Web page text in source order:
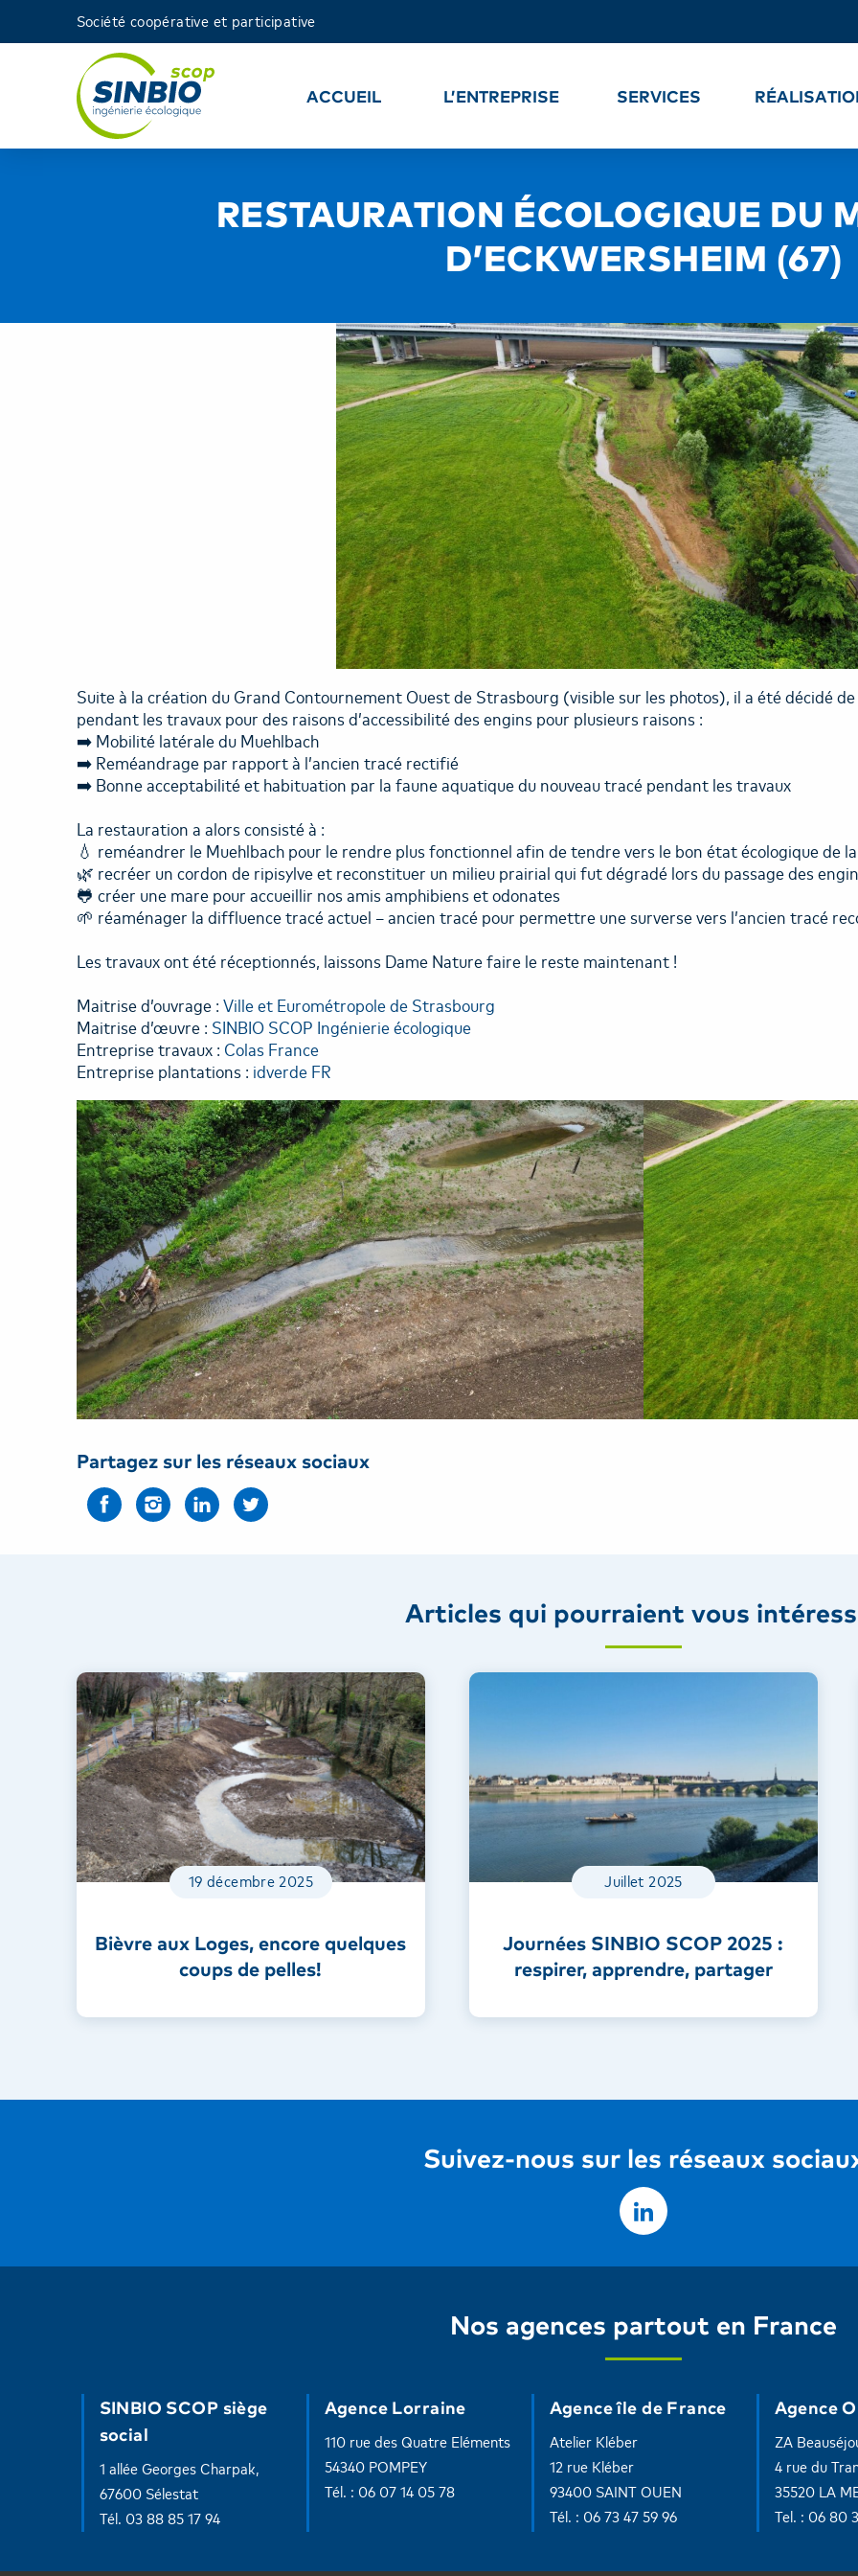
Société coopérative et participative
ACCUEIL L’ENTREPRISE SERVICES
RESTAURATION ÉCOLOGIQUE DU
D’ECKWERSHEIM (67)
Suite à la création du Grand Contournement Ouest de Strasbourg (visible sur les photos), il a été décidé de
pendant les travaux pour des raisons d’accessibilité des engins pour plusieurs raisons :
➡️ Mobilité latérale du Muehlbach
➡️ Reméandrage par rapport à l’ancien tracé rectifié
➡️ Bonne acceptabilité et habituation par la faune aquatique du nouveau tracé pendant les travaux
La restauration a alors consisté à :
💧 reméandrer le Muehlbach pour le rendre plus fonctionnel afin de tendre vers le bon état écologique de la
🌿 recréer un cordon de ripisylve et reconstituer un milieu prairial qui fut dégradé lors du passage des
🐸 créer une mare pour accueillir nos amis amphibiens et odonates
🌱 réaménager la diffluence tracé actuel – ancien tracé pour permettre une surverse vers l’ancien tracé
Les travaux ont été réceptionnés, laissons Dame Nature faire le reste maintenant !
Maitrise d’ouvrage :Ville et Eurométropole de Strasbourg
Maitrise d’œuvre : SINBIO SCOP Ingénierie écologique
Entreprise travaux : Colas France
Entreprise plantations : idverde FR
Partagez sur les réseaux sociaux
Articles qui pourraient vous
19 décembre 2025
Bièvre aux Loges, encore quelques
coups de pelles!
Juillet 2025
Journées SINBIO SCOP 2025 :
respirer, apprendre, partager
Suivez-nous sur les réseaux
Nos agences partout en France
SINBIO SCOP siège
social
1 allée Georges Charpak,
67600 Sélestat
Tél. 03 88 85 17 94
Agence Lorraine
110 rue des Quatre Eléments
54340 POMPEY
Tél. : 06 07 14 05 78
Agence île de France
Atelier Kléber
12 rue Kléber
93400 SAINT OUEN
Tél. : 06 73 47 59 96
Agence
ZA
4 rue du
35520 LA
Tel. : 06 80